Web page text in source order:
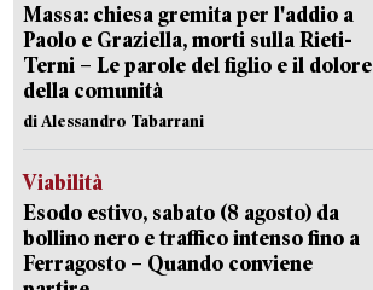
Massa: chiesa gremita per l'addio a
Paolo e Graziella, morti sulla Rieti-
Terni – Le parole del figlio e il dolore
della comunità
di Alessandro Tabarrani
Viabilità
Esodo estivo, sabato (8 agosto) da
bollino nero e traffico intenso fino a
Ferragosto – Quando conviene